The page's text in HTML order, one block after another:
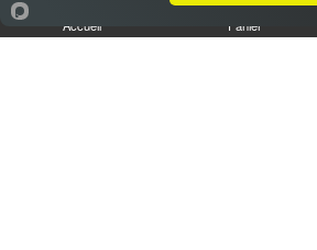
Accueil Panier